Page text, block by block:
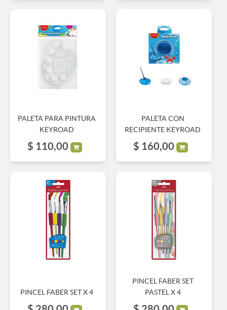
PALETA PARA PINTURA
KEYROAD
$ 110,00
PALETA CON
RECIPIENTE KEYROAD
$ 160,00
PINCEL FABER SET X 4
PINCEL FABER SET
PASTEL X 4